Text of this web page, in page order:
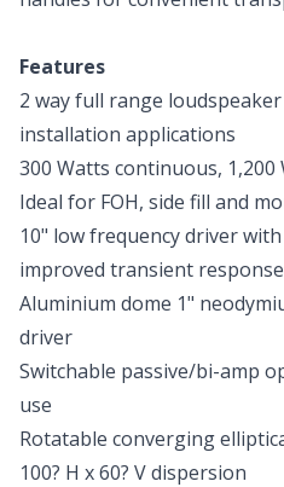
Features
2 way full range
installation applications
300 Watts continuous,
Ideal for FOH, side fill and
10" low frequency driver
improved transient response
Aluminium dome 1"
driver
Switchable passive/bi-amp
use
Rotatable converging
100? H x 60? V dispersion